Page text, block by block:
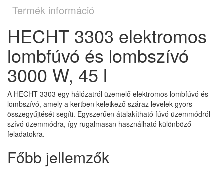
Termék információ
HECHT 3303 elektromos
lombfúvó és lombszívó
3000 W, 45 l
A HECHT 3303 egy hálózatról üzemelő elektromos lombfúvó és
lombszívó, amely a kertben keletkező száraz levelek gyors
összegyűjtését segíti. Egyszerűen átalakítható fúvó üzemmódról
szívó üzemmódra, így rugalmasan használható különböző
feladatokra.
Főbb jellemzők